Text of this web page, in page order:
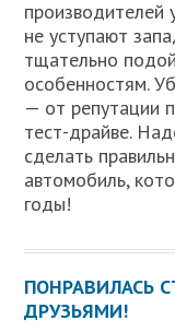
производителей
не уступают
тщательно
особенностям.
— от репутации
тест-драйве.
сделать
автомобиль,
годы!
ПОНРАВИЛАСЬ
ДРУЗЬЯМИ!